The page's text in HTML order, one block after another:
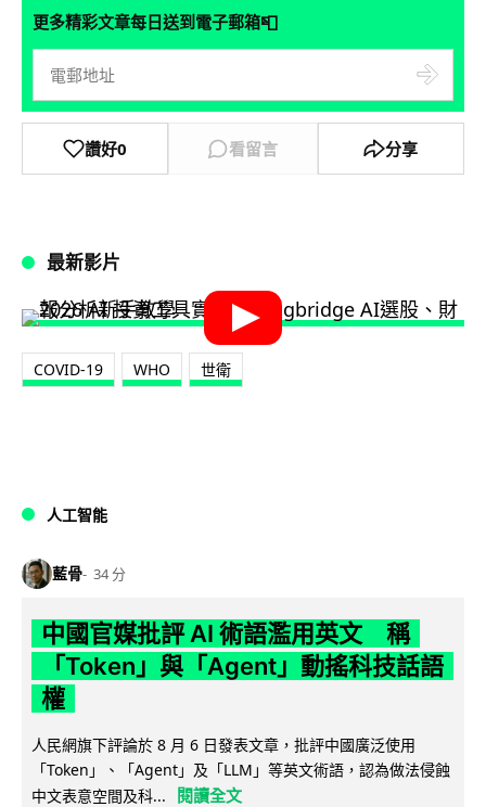
更多精彩文章每日送到電子郵箱📮
讚好0 看留言 分享
最新影片
COVID-19 WHO 世衛
人工智能
藍骨 34 分
中國官媒批評 AI 術語濫用英文 稱
「Token」與「Agent」動搖科技話語
權
人民網旗下評論於 8 月 6 日發表文章，批評中國廣泛使用
「Token」、「Agent」及「LLM」等英文術語，認為做法侵蝕
中文表意空間及科...
閱讀全文